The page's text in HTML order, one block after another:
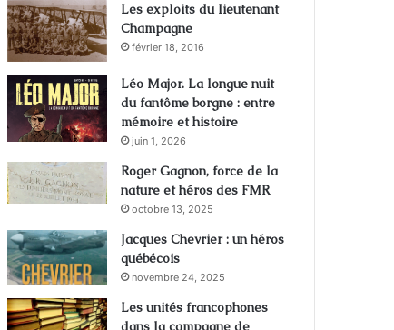
Les exploits du lieutenant
Champagne
février 18, 2016
Léo Major. La longue nuit
du fantôme borgne : entre
mémoire et histoire
juin 1, 2026
Roger Gagnon, force de la
nature et héros des FMR
octobre 13, 2025
Jacques Chevrier : un héros
québécois
novembre 24, 2025
Les unités francophones